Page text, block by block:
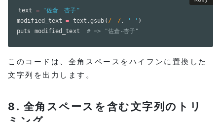
text =
"佐倉　杏子"
modified_text = text .gsub ( /　/ , '-' )
puts modified_text # => "佐倉-杏子"
このコードは、全角スペースをハイフンに置換した
文字列を出力します。
8. 全角スペースを含む文字列のトリ